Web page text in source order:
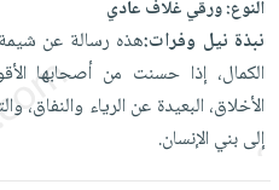
تحميل
iKitab
على
Apple
العناية
وتصفيف
الشعر
العناية
الكل
أواني
الطهي
أدوات
متجر
الهدايا
النوع:ورقي غلاف عادي
نبذة نيل وفرات:هذه رسالة عن شيمة
الكمال، إذا حسنت من أصحابها
الأخلاق، البعيدة عن الرياء والنفاق،
إلى بني الإنسان.